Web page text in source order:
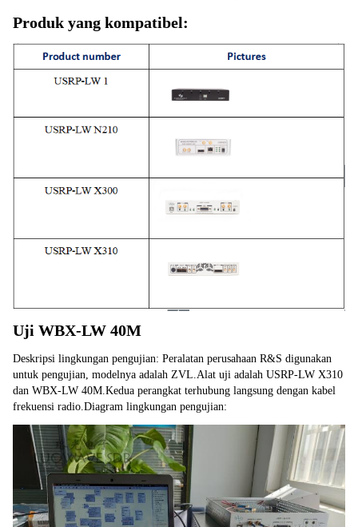
Produk yang kompatibel:
Uji WBX-LW 40M
Deskripsi lingkungan pengujian: Peralatan perusahaan R&S digunakan
untuk pengujian, modelnya adalah ZVL.Alat uji adalah USRP-LW X310
dan WBX-LW 40M.Kedua perangkat terhubung langsung dengan kabel
frekuensi radio.Diagram lingkungan pengujian: